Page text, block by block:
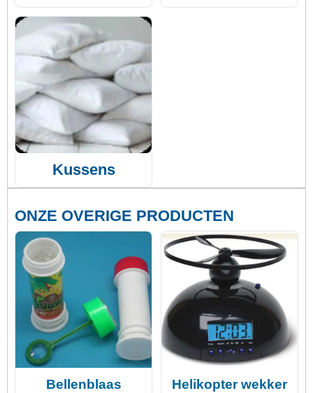
Kussens
ONZE OVERIGE PRODUCTEN
Bellenblaas
Helikopter wekker